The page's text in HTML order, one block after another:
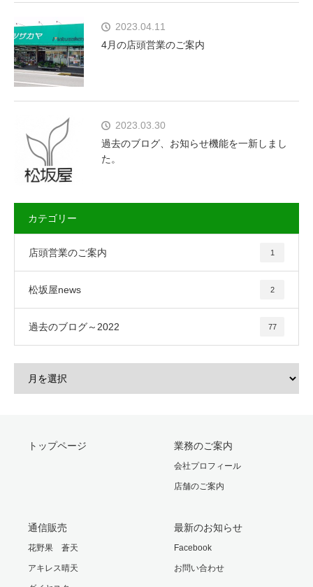
2023.04.11
4月の店頭営業のご案内
2023.03.30
過去のブログ、お知らせ機能を一新しまし
た。
カテゴリー
店頭営業のご案内 1
松坂屋news 2
過去のブログ～2022 77
トップページ 業務のご案内
会社プロフィール
店舗のご案内
通信販売
花野果 蒼天
アキレス晴天
最新のお知らせ
Facebook
お問い合わせ